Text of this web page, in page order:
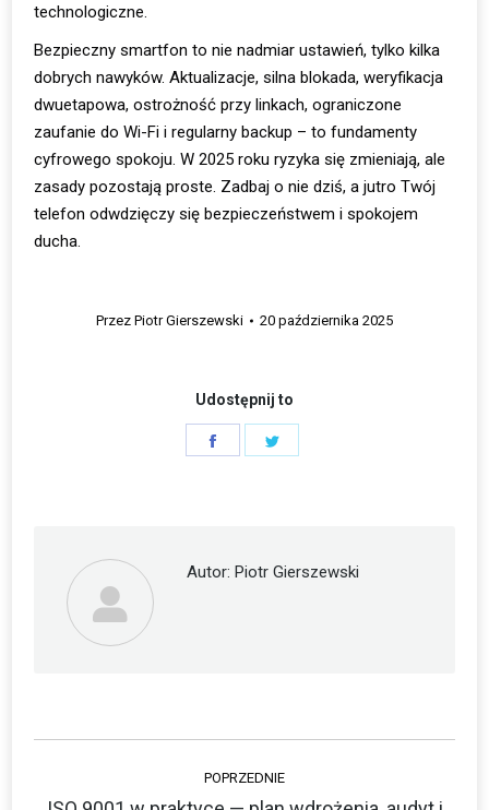
technologiczne.
Bezpieczny smartfon to nie nadmiar ustawień, tylko kilka
dobrych nawyków. Aktualizacje, silna blokada, weryfikacja
dwuetapowa, ostrożność przy linkach, ograniczone
zaufanie do Wi-Fi i regularny backup – to fundamenty
cyfrowego spokoju. W 2025 roku ryzyka się zmieniają, ale
zasady pozostają proste. Zadbaj o nie dziś, a jutro Twój
telefon odwdzięczy się bezpieczeństwem i spokojem
ducha.
Przez Piotr Gierszewski 20 października 2025
Udostępnij to
Autor: Piotr Gierszewski
NawigacjaPOPRZEDNIE